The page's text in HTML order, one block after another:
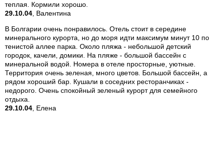
теплая. Кормили хорошо.
29.10.04 , Валентина
В Болгарии очень понравилось. Отель стоит в середине
минерального курорта, но до моря идти максимум минут 10 по
тенистой аллее парка. Около пляжа - небольшой детский
городок, качели, домики. На пляже - большой бассейн с
минеральной водой. Номера в отеле просторные, уютные.
Территория очень зеленая, много цветов. Большой бассейн, а
рядом хороший бар. Кушали в соседних ресторанчиках -
недорого. Очень спокойный зеленый курорт для семейного
отдыха.
29.10.04 , Елена